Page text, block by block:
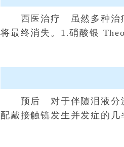
西医治疗 虽然多种治疗
将最终消失。1.硝酸银
预后 对于伴随泪液分泌
配戴接触镜发生并发症的